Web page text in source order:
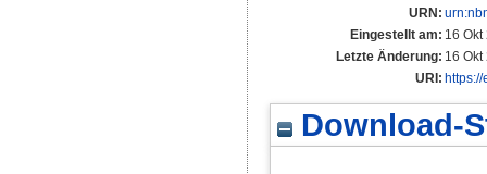
URN:
Eingestellt am: 16
Letzte Änderung: 16
URI:
Download-